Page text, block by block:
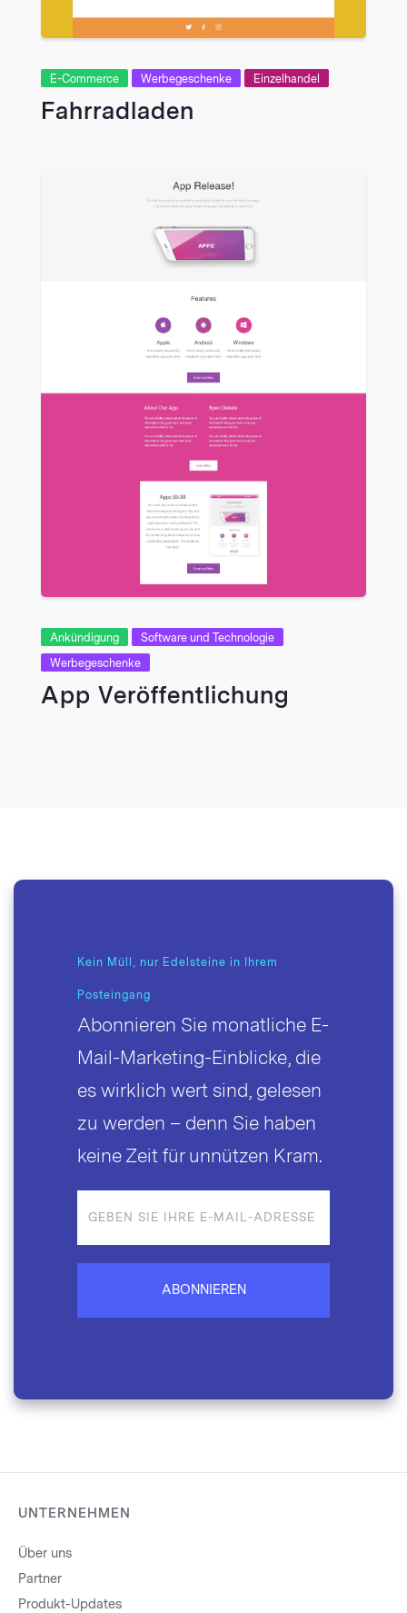
E-Commerce Werbegeschenke Einzelhandel
Fahrradladen
Ankündigung
Software und Technologie
Werbegeschenke
App Veröffentlichung
Kein Müll, nur Edelsteine in Ihrem
Posteingang
Abonnieren Sie monatliche E-
Mail-Marketing-Einblicke, die
es wirklich wert sind, gelesen
zu werden – denn Sie haben
keine Zeit für unnützen Kram.
ABONNIEREN
UNTERNEHMEN
Über uns
Partner
Produkt-Updates